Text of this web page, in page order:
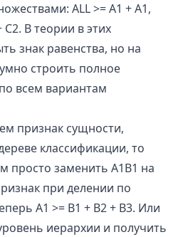
ALL >= A1 + A1,
C2. В теории в этих
знак равенства, но на
строить полное
всем вариантам
признак сущности,
классификации, то
заменить A1B1 на
при делении по
A1 >= B1 + B2 + B3. Или
иерархии и получить